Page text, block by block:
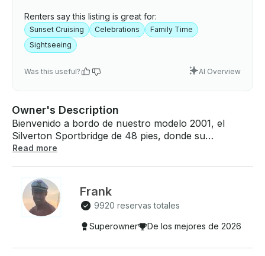
Renters say this listing is great for:
Sunset Cruising Celebrations
Family Time
Sightseeing
Was this useful? AI Overview
Owner's Description
Bienvenido a bordo de nuestro modelo 2001, el
Silverton Sportbridge de 48 pies, donde su
experiencia de chárter se adapta a la perfección.
ocasiones, desde reuniones íntimas hasta animadas
celebraciones. La salida es en Miami Beach o Miami
River, según la disponibilidad. «No dude en
es que nuestro puerto deportivo privado es el lugar
Read more
Frank
9920 reservas totales
Superowner De los mejores de 2026